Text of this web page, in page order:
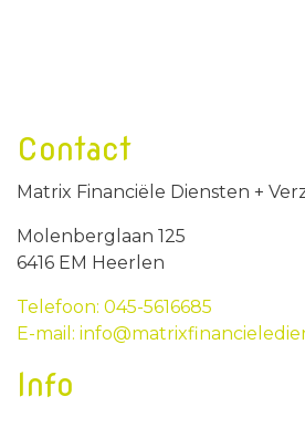
Contact
Matrix Financiële Diensten +
Molenberglaan 125
6416 EM Heerlen
Telefoon: 045-5616685
E-mail:
Info